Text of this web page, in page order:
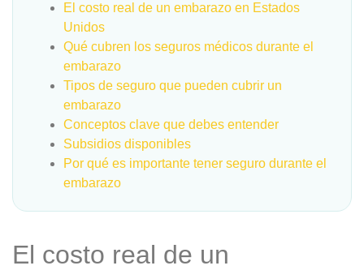
El costo real de un embarazo en Estados
Unidos
Qué cubren los seguros médicos durante el
embarazo
Tipos de seguro que pueden cubrir un
embarazo
Conceptos clave que debes entender
Subsidios disponibles
Por qué es importante tener seguro durante el
embarazo
El costo real de un